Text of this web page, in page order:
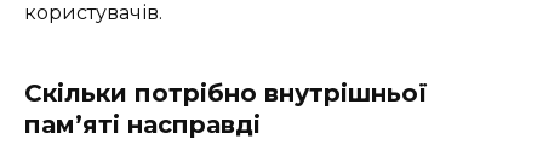
користувачів.
Скільки потрібно внутрішньої
пам’яті насправді